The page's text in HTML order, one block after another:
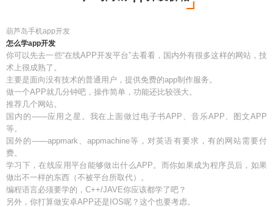
葫芦岛手机app开发
怎么学app开发
你可以先去一些“在线APP开发平台”去看看，国内外有很多这样的网站，技
术上很成熟了。
主要是面向没有技术的普通用户，提供免费的app制作服务。
做一个APP就几分钟吧，操作简单，功能还比较强大。
推荐几个网站。
国内的——应用之星。我在上面做过电子书APP、音乐APP、图文APP
等。
国外的——appmark、appmachine等，对英语有要求，有的网站需要付
费。
学习下，在线应用平台能够做出什么APP。而你如果成为程序员后，如果
做出不一样的东西（不被平台所取代）。
编程语言必须要学的，C++/JAVE你应该都学了吧？
另外，你打算做安卓APP还是IOS呢？这个也要考虑。